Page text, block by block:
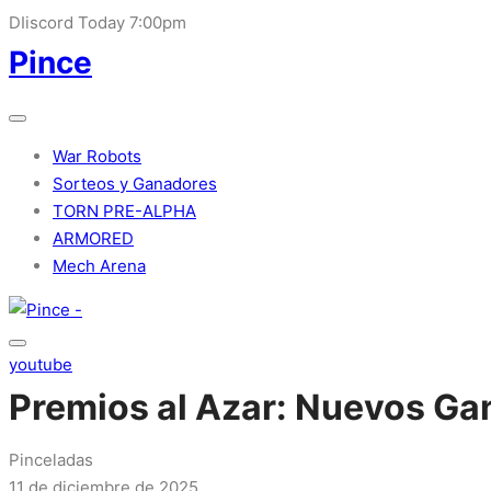
DIiscord Today 7:00pm
Pince
War Robots
Sorteos y Ganadores
TORN PRE-ALPHA
ARMORED
Mech Arena
youtube
Premios al Azar: Nuevos
Pinceladas